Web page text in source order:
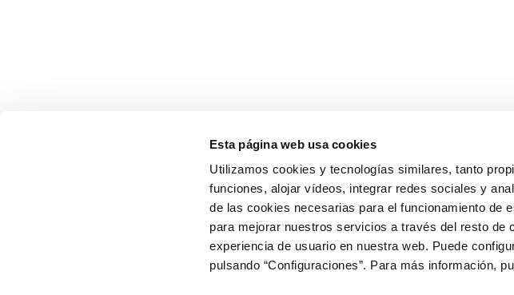
Esta página web usa cookies
Utilizamos cookies y tecnologías similares, tanto
funciones, alojar vídeos, integrar redes sociales y
de las cookies necesarias para el funcionamiento de
para mejorar nuestros servicios a través del resto
experiencia de usuario en nuestra web. Puede
pulsando “Configuraciones”. Para más información,